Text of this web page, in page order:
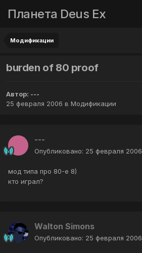
Планета Deus Ex
Модификации
burden of 80 proof
Автор: ---
25 февраля 2006 в Модификации
---
Опубликовано: 25 февраля 2006
мод типа про 80-е 8)
кто играл?
Walton Simons
Опубликовано: 25 февраля 2006